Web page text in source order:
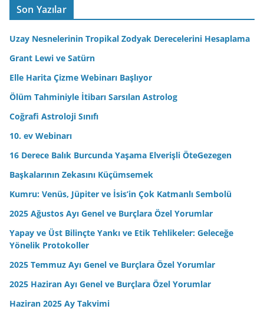
d
r
i
n
Son Yazılar
Uzay Nesnelerinin Tropikal Zodyak Derecelerini Hesaplama
Grant Lewi ve Satürn
Elle Harita Çizme Webinarı Başlıyor
Ölüm Tahminiyle İtibarı Sarsılan Astrolog
Coğrafi Astroloji Sınıfı
10. ev Webinarı
16 Derece Balık Burcunda Yaşama Elverişli ÖteGezegen
Başkalarının Zekasını Küçümsemek
Kumru: Venüs, Jüpiter ve İsis’in Çok Katmanlı Sembolü
2025 Ağustos Ayı Genel ve Burçlara Özel Yorumlar
Yapay ve Üst Bilinçte Yankı ve Etik Tehlikeler: Geleceğe
Yönelik Protokoller
2025 Temmuz Ayı Genel ve Burçlara Özel Yorumlar
2025 Haziran Ayı Genel ve Burçlara Özel Yorumlar
Haziran 2025 Ay Takvimi